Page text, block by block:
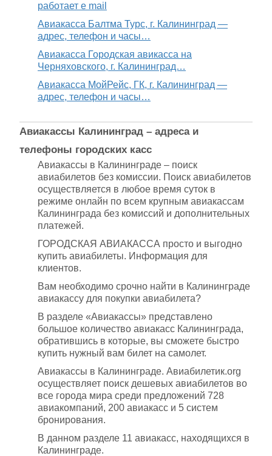
работает e mail
Авиакасса Балтма Турс, г. Калининград —
адрес, телефон и часы…
Авиакасса Городская авикасса на
Черняховского, г. Калининград…
Авиакасса МойРейс, ГК, г. Калининград —
адрес, телефон и часы…
Авиакассы Калининград – адреса и
телефоны городских касс
Авиакассы в Калининграде – поиск
авиабилетов без комиссии. Поиск авиабилетов
осуществляется в любое время суток в
режиме онлайн по всем крупным авиакассам
Калининграда без комиссий и дополнительных
платежей.
ГОРОДСКАЯ АВИАКАССА просто и выгодно
купить авиабилеты. Информация для
клиентов.
Вам необходимо срочно найти в Калининграде
авиакассу для покупки авиабилета?
В разделе «Авиакассы» представлено
большое количество авиакасс Калининграда,
обратившись в которые, вы сможете быстро
купить нужный вам билет на самолет.
Авиакассы в Калининграде. Авиабилетик.org
осуществляет поиск дешевых авиабилетов во
все города мира среди предложений 728
авиакомпаний, 200 авиакасс и 5 систем
бронирования.
В данном разделе 11 авиакасс, находящихся в
Калининграде.